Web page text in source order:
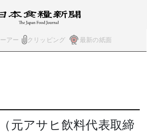
アー クリッピング 最新の紙面
元アサヒ飲料代表取締